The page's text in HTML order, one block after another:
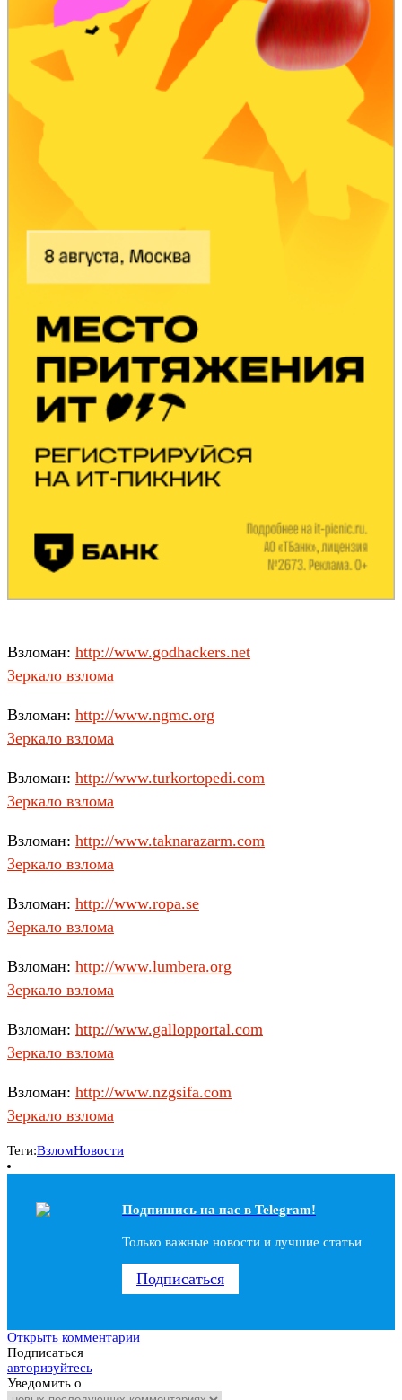
Взломан: http://www.godhackers.net
Зеркало взлома
Взломан: http://www.ngmc.org
Зеркало взлома
Взломан: http://www.turkortopedi.com
Зеркало взлома
Взломан: http://www.taknarazarm.com
Зеркало взлома
Взломан: http://www.ropa.se
Зеркало взлома
Взломан: http://www.lumbera.org
Зеркало взлома
Взломан: http://www.gallopportal.com
Зеркало взлома
Взломан: http://www.nzgsifa.com
Зеркало взлома
Теги:ВзломНовости
Подпишись на наc в Telegram!
Только важные новости и лучшие статьи
Подписаться
Открыть комментарии
Подписаться
авторизуйтесь
Уведомить о